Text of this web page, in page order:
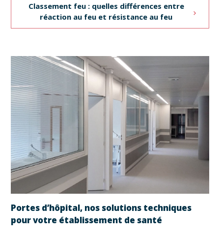
Classement feu : quelles différences entre
réaction au feu et résistance au feu
Portes d’hôpital, nos solutions techniques
pour votre établissement de santé